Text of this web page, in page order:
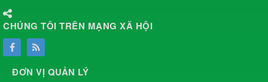
CHÚNG TÔI TRÊN MẠNG XÃ HỘI
ĐƠN VỊ QUẢN LÝ